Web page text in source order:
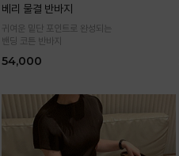
베리 물결 반바지
귀여운 밑단 포인트로 완성되는
밴딩 코튼 반바지
54,000